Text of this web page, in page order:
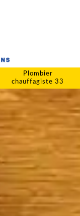
Plombier
chauffagiste 33